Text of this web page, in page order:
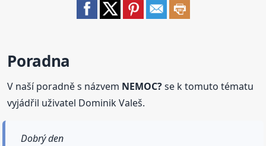
Poradna
V naší poradně s názvem NEMOC?se k tomuto tématu
vyjádřil uživatel Dominik Valeš.
Dobrý den